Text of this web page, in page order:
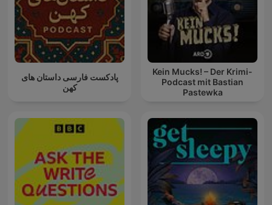
پادکست فارسی داستان های
کهن
Kein Mucks! – Der Krimi-
Podcast mit Bastian
Pastewka